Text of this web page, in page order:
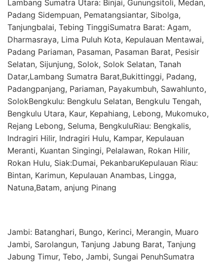
Lambang Sumatra Utara: Binjai, Gunungsitoli, Medan,
Padang Sidempuan, Pematangsiantar, Sibolga,
Tanjungbalai, Tebing TinggiSumatra Barat: Agam,
Dharmasraya, Lima Puluh Kota, Kepulauan Mentawai,
Padang Pariaman, Pasaman, Pasaman Barat, Pesisir
Selatan, Sijunjung, Solok, Solok Selatan, Tanah
Datar,Lambang Sumatra Barat,Bukittinggi, Padang,
Padangpanjang, Pariaman, Payakumbuh, Sawahlunto,
SolokBengkulu: Bengkulu Selatan, Bengkulu Tengah,
Bengkulu Utara, Kaur, Kepahiang, Lebong, Mukomuko,
Rejang Lebong, Seluma, BengkuluRiau: Bengkalis,
Indragiri Hilir, Indragiri Hulu, Kampar, Kepulauan
Meranti, Kuantan Singingi, Pelalawan, Rokan Hilir,
Rokan Hulu, Siak:Dumai, PekanbaruKepulauan Riau:
Bintan, Karimun, Kepulauan Anambas, Lingga,
Natuna,Batam, anjung Pinang
Jambi: Batanghari, Bungo, Kerinci, Merangin, Muaro
Jambi, Sarolangun, Tanjung Jabung Barat, Tanjung
Jabung Timur, Tebo, Jambi, Sungai PenuhSumatra